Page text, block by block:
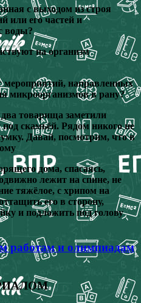
с выходом из строя
или его частей и
воды?
на организм
мероприятий, направленных
микроорганизмов в рану?
товарища заметили
скамьёй. Рядом никого не
Давай, посмотрим, что в
дома, спасаясь,
лежит на спине, не
тяжёлое, с хрипом на
его в сторону,
и подложить под голову
работам и олимпиадам